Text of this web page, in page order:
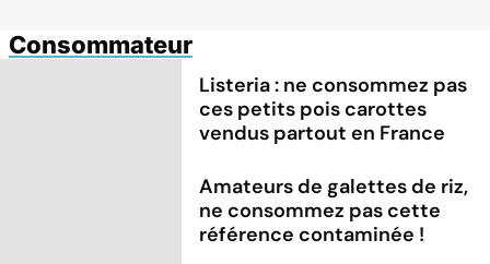
Consommateur
Listeria : ne consommez pas
ces petits pois carottes
vendus partout en France
Amateurs de galettes de riz,
ne consommez pas cette
référence contaminée !